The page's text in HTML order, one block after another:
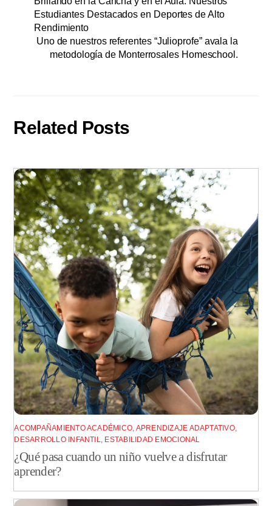
Estudiantes Destacados en Deportes de Alto
Rendimiento
Uno de nuestros referentes “Julioprofe” avala la
metodología de Monterrosales Homeschool.
Related Posts
ACOMPAÑAMIENTO ACADÉMICO APRENDIZAJE ADAPTATIVO,
DESARROLLO INFANTIL
ESTABILIDAD EMOCIONAL
¿Qué pasa cuando un niño vuelve a disfrutar
aprender?